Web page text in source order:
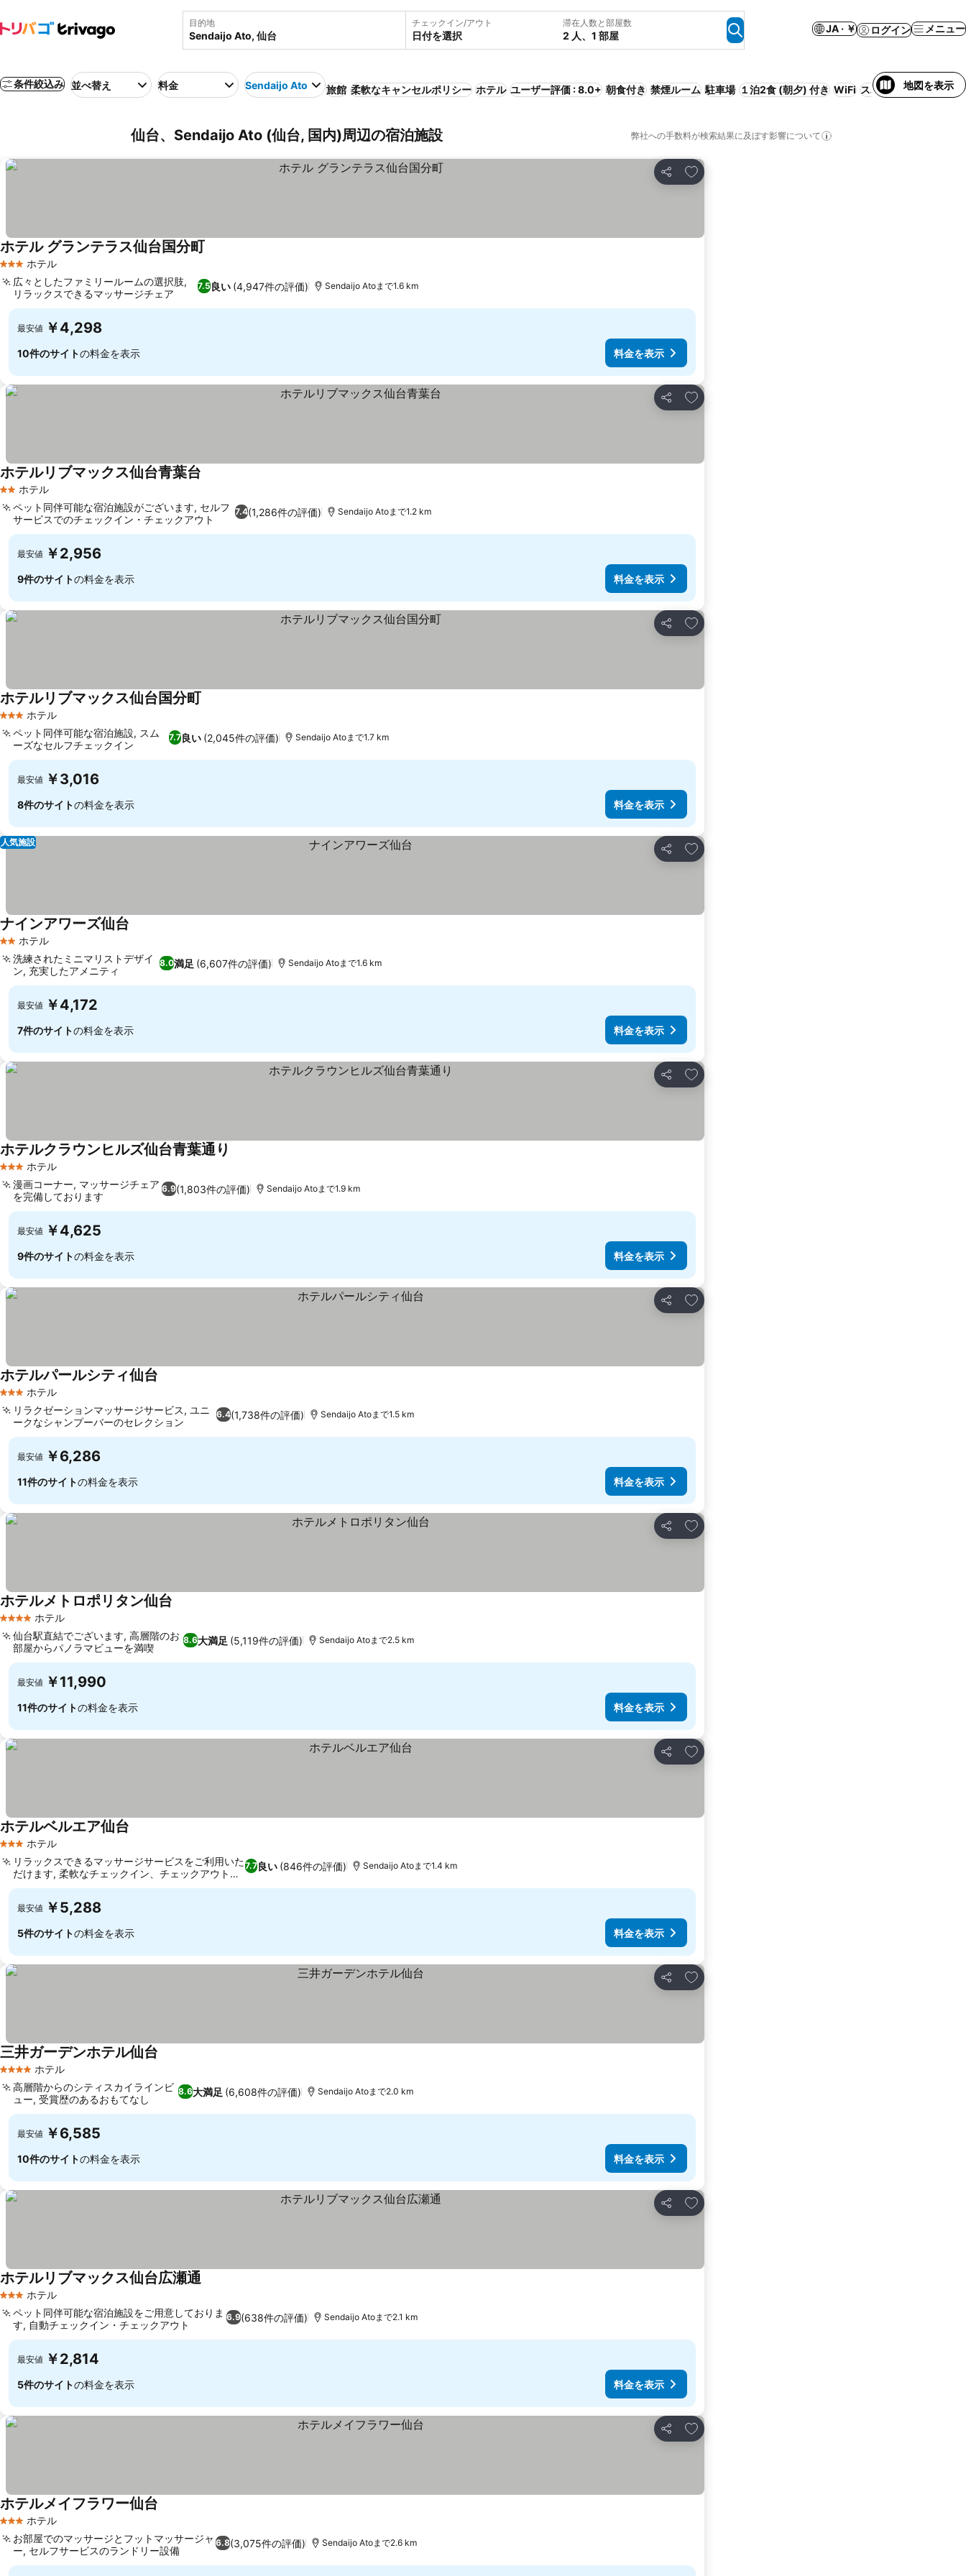
目的地 チェックイン/アウト
日付を選択
滞在人数と部屋数
2 人、1 部屋
JA · ￥ ログイン メニュー
条件絞込み 並べ替え 料金 Sendaijo Ato 旅館 柔軟なキャンセルポリシー ホテル ユーザー評価 : 8.0+ 朝食付き 禁煙ルーム 駐車場 １泊2食 (朝夕) 付き WiFi スパ リゾート 事前払
地図を表示
仙台、Sendaijo Ato (仙台, 国内)周辺の宿泊施設 弊社への手数料が検索結果に及ぼす影響について
シェア
お気に入りに追加
3 ホテルのランク
ホテル
ホテル グランテラス仙台国分町
7.5良い (4,947件の評価)
広々としたファミリールームの選択肢,
リラックスできるマッサージチェア
Sendaijo Atoまで1.6 km
最安値 ￥4,298
10件のサイトの料金を表示 料金を表示
シェア
お気に入りに追加
2 ホテルのランク
ホテル
ホテルリブマックス仙台青葉台
7.4(1,286件の評価)
ペット同伴可能な宿泊施設がございます, セルフ
サービスでのチェックイン・チェックアウト
Sendaijo Atoまで1.2 km
最安値 ￥2,956
9件のサイトの料金を表示 料金を表示
シェア
お気に入りに追加
3 ホテルのランク
ホテル
ホテルリブマックス仙台国分町
7.7良い (2,045件の評価)
ペット同伴可能な宿泊施設, スム
ーズなセルフチェックイン
Sendaijo Atoまで1.7 km
最安値 ￥3,016
8件のサイトの料金を表示 料金を表示
シェア
お気に入りに追加
人気施設
2 ホテルのランク
ホテル
ナインアワーズ仙台
8.0満足 (6,607件の評価)
洗練されたミニマリストデザイ
ン, 充実したアメニティ
Sendaijo Atoまで1.6 km
最安値 ￥4,172
7件のサイトの料金を表示 料金を表示
シェア
お気に入りに追加
3 ホテルのランク
ホテル
ホテルクラウンヒルズ仙台青葉通り
6.9(1,803件の評価)
漫画コーナー, マッサージチェア
を完備しております
Sendaijo Atoまで1.9 km
最安値 ￥4,625
9件のサイトの料金を表示 料金を表示
シェア
お気に入りに追加
3 ホテルのランク
ホテル
ホテルパールシティ仙台
6.4(1,738件の評価)
リラクゼーションマッサージサービス, ユニ
ークなシャンプーバーのセレクション
Sendaijo Atoまで1.5 km
最安値 ￥6,286
11件のサイトの料金を表示 料金を表示
シェア
お気に入りに追加
4 ホテルのランク
ホテル
ホテルメトロポリタン仙台
8.6大満足 (5,119件の評価)
仙台駅直結でございます, 高層階のお
部屋からパノラマビューを満喫
Sendaijo Atoまで2.5 km
最安値 ￥11,990
11件のサイトの料金を表示 料金を表示
シェア
お気に入りに追加
3 ホテルのランク
ホテル
ホテルベルエア仙台
7.7良い (846件の評価)
リラックスできるマッサージサービスをご利用いた
だけます, 柔軟なチェックイン、チェックアウト時
間
Sendaijo Atoまで1.4 km
最安値 ￥5,288
5件のサイトの料金を表示 料金を表示
シェア
お気に入りに追加
4 ホテルのランク
ホテル
三井ガーデンホテル仙台
8.6大満足 (6,608件の評価)
高層階からのシティスカイラインビ
ュー, 受賞歴のあるおもてなし
Sendaijo Atoまで2.0 km
最安値 ￥6,585
10件のサイトの料金を表示 料金を表示
シェア
お気に入りに追加
3 ホテルのランク
ホテル
ホテルリブマックス仙台広瀬通
6.9(638件の評価)
ペット同伴可能な宿泊施設をご用意しておりま
す, 自動チェックイン・チェックアウト
Sendaijo Atoまで2.1 km
最安値 ￥2,814
5件のサイトの料金を表示 料金を表示
シェア
お気に入りに追加
3 ホテルのランク
ホテル
ホテルメイフラワー仙台
6.8(3,075件の評価)
お部屋でのマッサージとフットマッサージャ
ー, セルフサービスのランドリー設備
Sendaijo Atoまで2.6 km